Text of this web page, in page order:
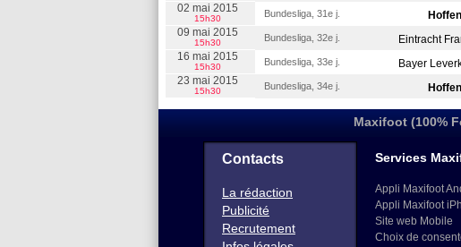
02 mai 2015
15h30 Bundesliga, 31e j.
09 mai 2015
15h30 Bundesliga, 32e j. Eintracht
16 mai 2015
15h30 Bundesliga, 33e j. Bayer
23 mai 2015
15h30 Bundesliga, 34e j.
Maxifoot (100%
Contacts
La rédaction
Publicité
Recrutement
Services
Appli Maxifoot
Appli Maxifoot
Site web Mobile
Choix de